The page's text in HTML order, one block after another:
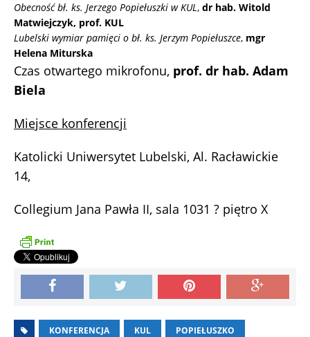
Obecność bł. ks. Jerzego Popiełuszki w KUL, dr hab. Witold
Matwiejczyk, prof. KUL
Lubelski wymiar pamięci o bł. ks. Jerzym Popiełuszce, mgr
Helena Miturska
Czas otwartego mikrofonu, prof. dr hab. Adam
Biela
Miejsce konferencji
Katolicki Uniwersytet Lubelski, Al. Racławickie
14,
Collegium Jana Pawła II, sala 1031 ? piętro X
KONFERENCJA KUL POPIEŁUSZKO